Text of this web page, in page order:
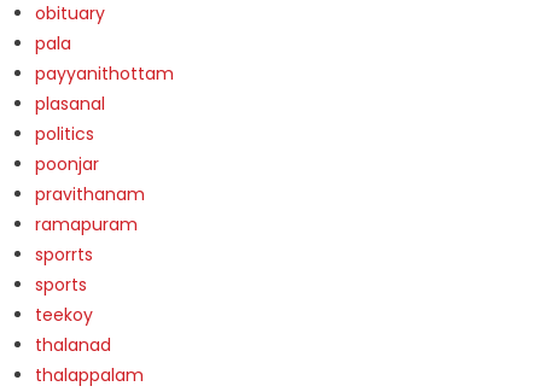
obituary
pala
payyanithottam
plasanal
politics
poonjar
pravithanam
ramapuram
sporrts
sports
teekoy
thalanad
thalappalam